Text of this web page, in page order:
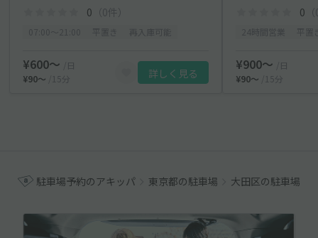
0 （0件）
¥600〜
/日
¥90〜
/15分 詳しく見る
0
¥900〜
/日
¥90〜
/15分
駐車場予約のアキッパ 東京都の駐車場 大田区の駐車場